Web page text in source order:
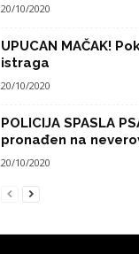
20/10/2020
UPUCAN MAČAK!
istraga
20/10/2020
POLICIJA SPASLA
pronađen na
20/10/2020